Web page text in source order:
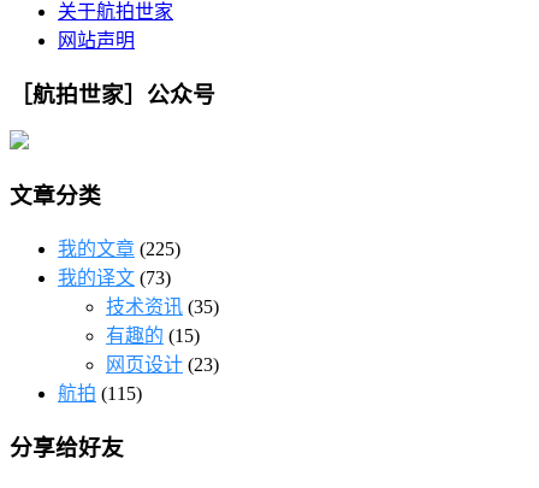
关于航拍世家
网站声明
［航拍世家］公众号
文章分类
我的文章 (225)
我的译文 (73)
技术资讯 (35)
有趣的 (15)
网页设计 (23)
航拍 (115)
分享给好友